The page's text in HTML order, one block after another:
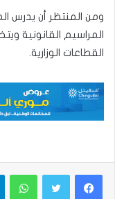
ومن المنتظر أن يدرس
المراسيم القانونية
القطاعات الوزارية.